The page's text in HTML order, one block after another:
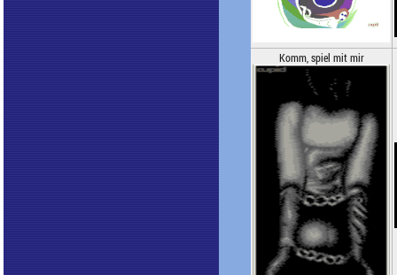
Komm, spiel mit mir